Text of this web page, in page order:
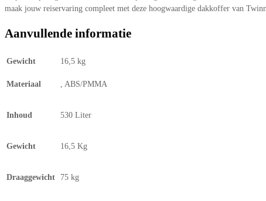
maak jouw reiservaring compleet met deze hoogwaardige dakkoffer van
Aanvullende informatie
Gewicht 16,5 kg
Materiaal , ABS/PMMA
Inhoud 530 Liter
Gewicht 16,5 Kg
Draaggewicht 75 kg